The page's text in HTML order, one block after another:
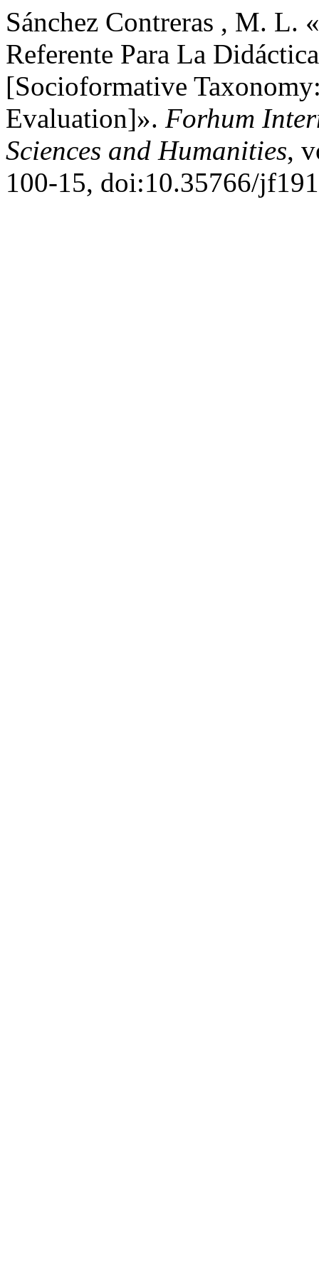
Sánchez Contreras , M. L.
Referente Para La
[Socioformative
Evaluation]». Forhum
Sciences and Humanities,
100-15, doi:10.35766/